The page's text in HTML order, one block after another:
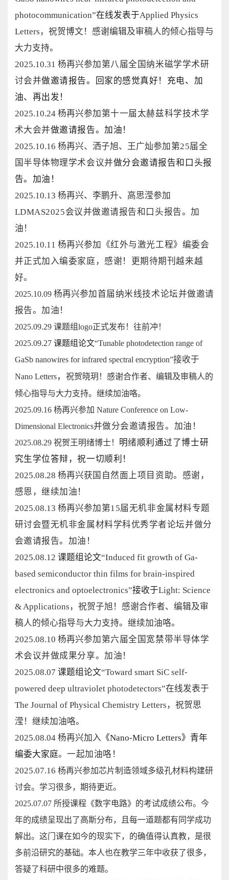
photocommunication”在线发表于Applied Physics
Letters ，祝贺博文！感谢编辑及审稿人的倾心指导与
大力支持。
2025.10.31 杨再兴参加第八届全国纳米磁学学术研
讨会并做邀请报告。回家的感觉真好！充电、加
油、再出发！
2025.10.24 杨再兴参加第十一届太赫兹科学技术学
术大会并做邀请报告。加油！
2025.10.16 杨再兴、洒子旭、王广灿参加第25届全
国半导体物理学术会议并做分会邀请报告和口头报
告。加油！
2025.10.13 杨再兴、李鹏升、高思滢参加
LDMAS2025会议并做邀请报告和口头报告。加
油！
2025.10.11 杨再兴参加《红外与激光工程》编委会
并正式加入编委家庭，感谢！更期待期刊越来越
好。
2025.10.09 杨再兴参加首届纳米线技术论坛并做邀请
报告。加油！
2025.09.29 课题组logo正式发布！往前冲！
2025.09.27 课题组论文“Tunable photodetection range of
GaSb nanowires for infrared spectral encryption”接收于
Nano Letters，
祝贺晓玥！感谢合作者、编辑及审稿人的
倾心指导与大力支持。继续加油咯。
2025.09.16 杨再兴参加 Nature Conference on Low-
Dimensional Electronics并做分会邀请报告。加油！
2025.08.29 祝贺王明绪博士！ 明绪顺利通过了博士研
究生学位答辩，祝一切顺利！
2025.08.28 杨再兴获国自然面上项目资助。感谢，
感恩，继续加油！
2025.08.13 杨再兴参加第15届无机非金属材料专题
研讨会暨无机非金属材料学科优秀学者论坛并做分
会邀请报告。加油！
2025.08.12 课题组论文“Induced fit growth of Ga-
based semiconductor thin films for brain-inspired
electronics and optoelectronics”接收于Light: Science
& Applications ，祝贺子旭！感谢合作者、编辑及审
稿人的倾心指导与大力支持。继续加油咯。
2025.08.10 杨再兴参加第六届全国宽禁带半导体学
术会议并做成果分享。加油！
2025.08.07 课题组论文“Toward smart SiC self-
powered deep ultraviolet photodetectors”在线发表于
The Journal of Physical Chemistry Letters ，祝贺思
滢！继续加油咯。
2025.08.04 杨再兴加入 《Nano-Micro Letters》青年
编委大家庭。一起加油咯！
2025.07.16 杨再兴参加芯片制造领域多级孔材料构建研
讨会。学习很多，期待更近。
2025.07.07 所授课程《数字电路》的考试成绩公布。今
年的成绩呈现出了高斯分布，且每一道题都有同学成功
解出。这门课在如今的现实下，的确值得认真教，是很
多前沿研究的基础。本人也在教学三年中收获了很多，
答疑了科研中很多的难题。